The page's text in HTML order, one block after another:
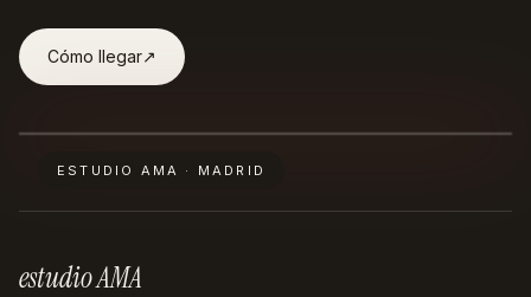
Cómo llegar↗︎
ESTUDIO AMA · MADRID
estudio AMA